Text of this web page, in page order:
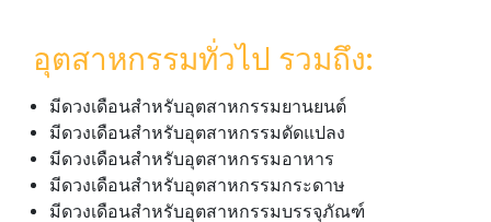
อุตสาหกรรมทั่วไป รวมถึง:
มีดวงเดือนสำหรับอุตสาหกรรมยานยนต์
มีดวงเดือนสำหรับอุตสาหกรรมดัดแปลง
มีดวงเดือนสำหรับอุตสาหกรรมอาหาร
มีดวงเดือนสำหรับอุตสาหกรรมกระดาษ
มีดวงเดือนสำหรับอุตสาหกรรมบรรจุภัณฑ์